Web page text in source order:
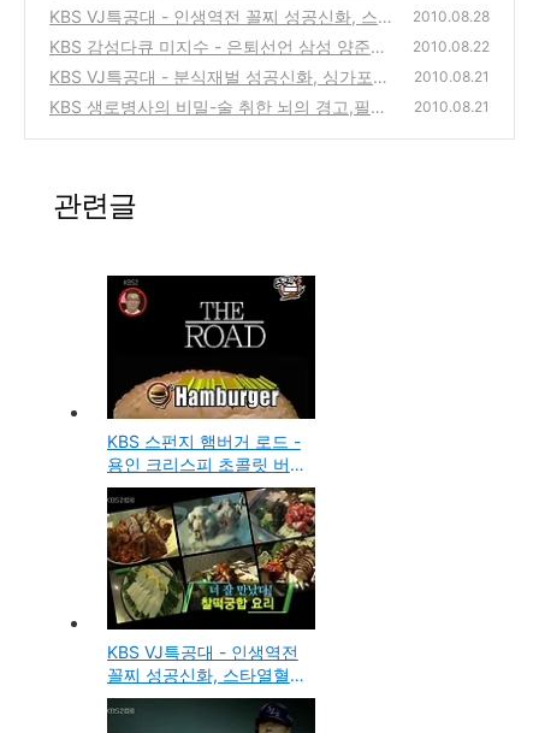
릿 버거, 천안 수제햄버거 아즈방, 청주 햄버거
냉면 동그라미
(7)
KBS VJ특공대 - 인생역전 꼴찌 성공신화, 스
타열혈 팬, 별난 취미 대 공개, 찰떡궁합 요리
(2)
2010.08.28
KBS 감성다큐 미지수 - 은퇴선언 삼성 양준혁,
그의 야구를 기억하는 이유
(0)
2010.08.22
KBS VJ특공대 - 분식재벌 성공신화, 싱가포르
여행 대탐험, 여름철 여성범죄 적색경보, 대한
2010.08.21
KBS 생로병사의 비밀-술 취한 뇌의 경고,필름
2010.08.21
관련글
KBS 스펀지 햄버거 로드 -
용인 크리스피 초콜릿 버
거, 천안 수제햄버거 아즈
방, 청주 햄버거 냉면 동그
라미
KBS VJ특공대 - 인생역전
꼴찌 성공신화, 스타열혈
팬, 별난 취미 대 공개, 찰
떡궁합 요리